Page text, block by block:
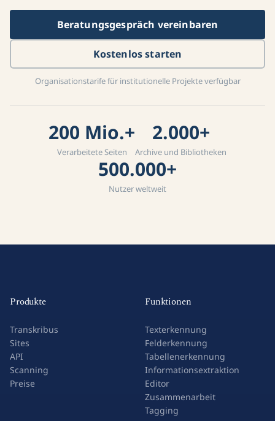
Beratungsgespräch vereinbaren
Kostenlos starten
Organisationstarife für institutionelle Projekte verfügbar
200 Mio.+
Verarbeitete Seiten
2.000+
Archive und Bibliotheken
500.000+
Nutzer weltweit
Produkte
Transkribus
Sites
API
Scanning
Preise
Funktionen
Texterkennung
Felderkennung
Tabellenerkennung
Informationsextraktion
Editor
Zusammenarbeit
Tagging